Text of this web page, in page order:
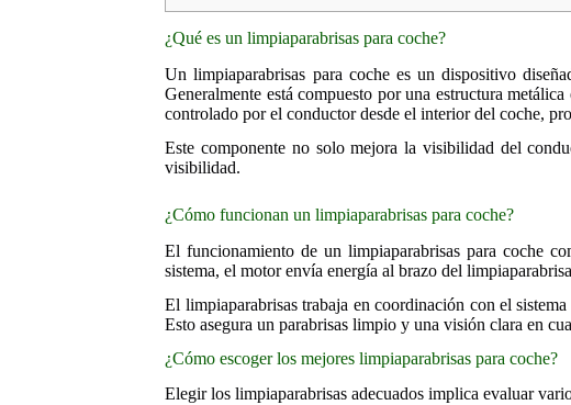
¿Qué es un limpiaparabrisas para coche?
Un limpiaparabrisas para coche es un dispositivo
Generalmente está compuesto por una estructura
controlado por el conductor desde el interior del coche,
Este componente no solo mejora la visibilidad del
visibilidad.
¿Cómo funcionan un limpiaparabrisas para coche?
El funcionamiento de un limpiaparabrisas para coche
sistema, el motor envía energía al brazo del
El limpiaparabrisas trabaja en coordinación con el
Esto asegura un parabrisas limpio y una visión clara en
¿Cómo escoger los mejores limpiaparabrisas para coche?
Elegir los limpiaparabrisas adecuados implica evaluar